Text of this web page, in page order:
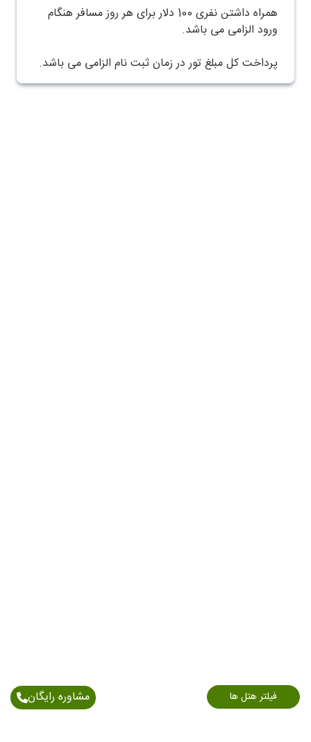
فیلتر هتل ها
همراه داشتن نفری 100 دلار برای هر روز مسافر هنگام
ورود الزامی می باشد.
پرداخت کل مبلغ تور در زمان ثبت نام الزامی می باشد.
مشاوره رایگان